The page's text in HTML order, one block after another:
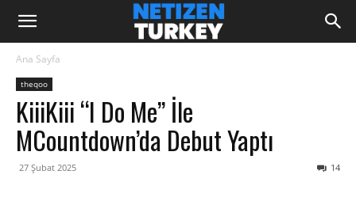
Ana Sayfa
theqoo
KiiiKiii “I Do Me” İle
MCountdown’da Debut Yaptı
27 Şubat 2025 14